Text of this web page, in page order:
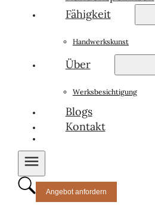
Fähigkeit
Handwerkskunst
Über
Werksbesichtigung
Blogs
Kontakt
Angebot anfordern